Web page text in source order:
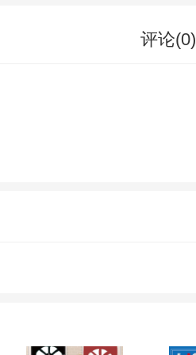
评论(0)